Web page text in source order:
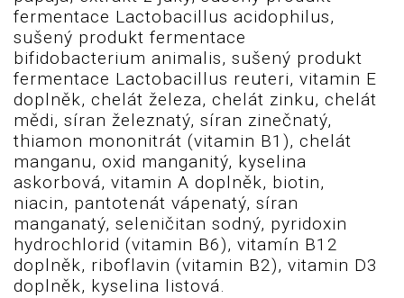
fermentace Lactobacillus acidophilus,
sušený produkt fermentace
bifidobacterium animalis, sušený produkt
fermentace Lactobacillus reuteri, vitamin E
doplněk, chelát železa, chelát zinku, chelát
mědi, síran železnatý, síran zinečnatý,
thiamon mononitrát (vitamin B1), chelát
manganu, oxid manganitý, kyselina
askorbová, vitamin A doplněk, biotin,
niacin, pantotenát vápenatý, síran
manganatý, seleničitan sodný, pyridoxin
hydrochlorid (vitamin B6), vitamín B12
doplněk, riboflavin (vitamin B2), vitamin D3
doplněk, kyselina listová.